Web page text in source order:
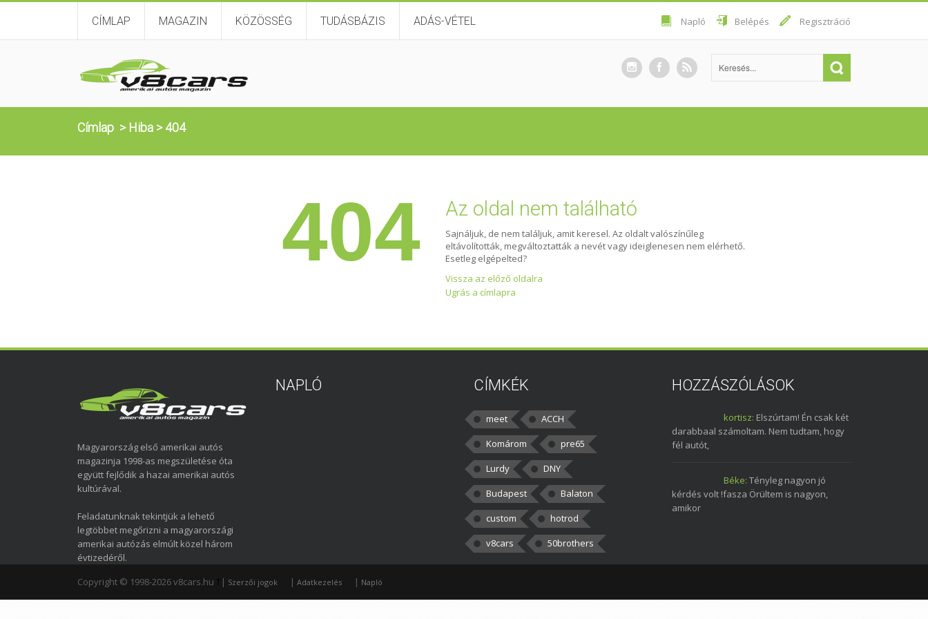
CÍMLAP MAGAZIN KÖZÖSSÉG TUDÁSBÁZIS ADÁS-VÉTEL Napló Belépés Regisztráció
Címlap > Hiba >404
404 Az oldal nem található
Sajnáljuk, de nem találjuk, amit keresel. Az oldalt valószínűleg
eltávolították, megváltoztatták a nevét vagy ideiglenesen nem elérhető.
Esetleg elgépelted?
Vissza az előző oldalra
Ugrás a címlapra
Magyarország első amerikai autós
magazinja 1998-as megszületése óta
együtt fejlődik a hazai amerikai autós
kultúrával.
Feladatunknak tekintjük a lehető
legtöbbet megőrizni a magyarországi
amerikai autózás elmúlt közel három
évtizedéről.
NAPLÓ CÍMKÉK
meet
ACCH
Komárom
pre65
Lurdy
DNY
Budapest
Balaton
custom
hotrod
v8cars
50brothers
HOZZÁSZÓLÁSOK
kortisz: Elszúrtam! Én csak két
darabbaal számoltam. Nem tudtam, hogy
fél autót,
Béke: Tényleg nagyon jó
kérdés volt !fasza Örültem is nagyon,
amikor
Copyright © 1998-2026 v8cars.hu | Szerzői jogok | Adatkezelés | Napló